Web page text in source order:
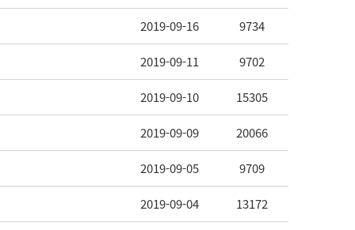
2019-09-16 9734
2019-09-11 9702
2019-09-10 15305
2019-09-09 20066
2019-09-05 9709
2019-09-04 13172